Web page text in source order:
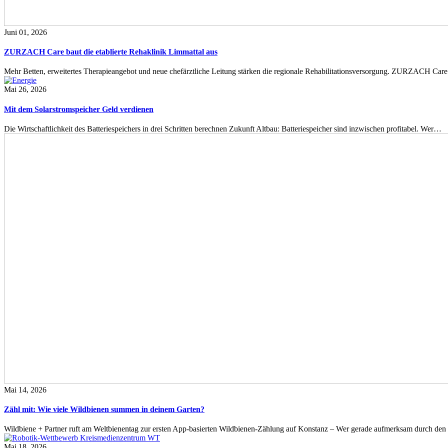
Juni 01, 2026
ZURZACH Care baut die etablierte Rehaklinik Limmattal aus
Mehr Betten, erweitertes Therapieangebot und neue chefärztliche Leitung stärken die regionale Rehabilitationsversorgung. ZURZACH
Mai 26, 2026
Mit dem Solarstromspeicher Geld verdienen
Die Wirtschaftlichkeit des Batteriespeichers in drei Schritten berechnen Zukunft Altbau: Batteriespeicher sind inzwischen profitabel. Wer…
Mai 14, 2026
Zähl mit: Wie viele Wildbienen summen in deinem Garten?
Wildbiene + Partner ruft am Weltbienentag zur ersten App-basierten Wildbienen-Zählung auf Konstanz – Wer gerade aufmerksam durch